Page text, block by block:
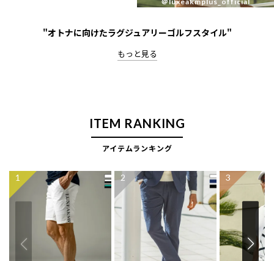
"オトナに向けたラグジュアリーゴルフスタイル"
ITEM RANKING
アイテムランキング
1 2 3